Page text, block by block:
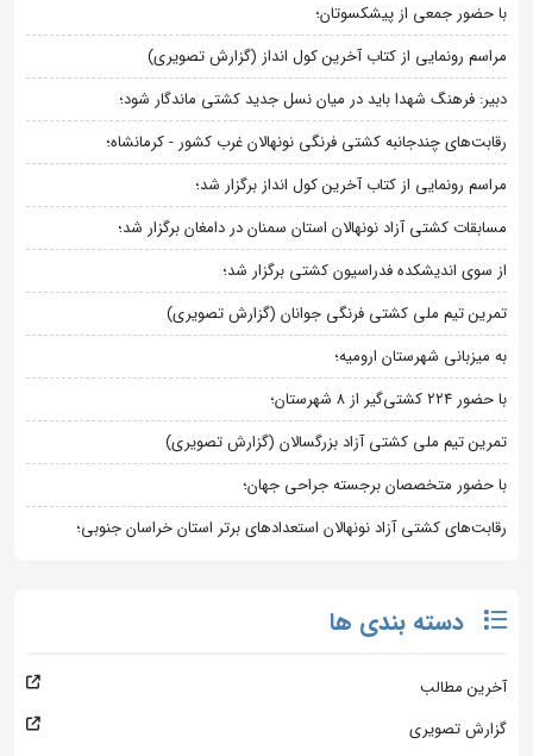
با حضور جمعی از پیشکسوتان؛
مراسم رونمایی از کتاب آخرین کول انداز (گزارش تصویری)
دبیر: فرهنگ شهدا باید در میان نسل جدید کشتی ماندگار شود؛
رقابت‌های چندجانبه کشتی فرنگی نونهالان غرب کشور - کرمانشاه؛
مراسم رونمایی از کتاب آخرین کول انداز برگزار شد؛
مسابقات کشتی آزاد نونهالان استان سمنان در دامغان برگزار شد؛
از سوی اندیشکده فدراسیون کشتی برگزار شد؛
تمرین تیم ملی کشتی فرنگی جوانان (گزارش تصویری)
به میزبانی شهرستان ارومیه؛
با حضور ۲۲۴ کشتی‌گیر از ۸ شهرستان؛
تمرین تیم ملی کشتی آزاد بزرگسالان (گزارش تصویری)
با حضور متخصصان برجسته جراحی جهان؛
رقابت‌های کشتی آزاد نونهالان استعدادهای برتر استان خراسان جنوبی؛
دسته بندی ها
آخرین مطالب
گزارش تصویری